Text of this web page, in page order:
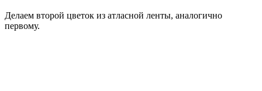
Делаем второй цветок из атласной ленты, аналогично
первому.